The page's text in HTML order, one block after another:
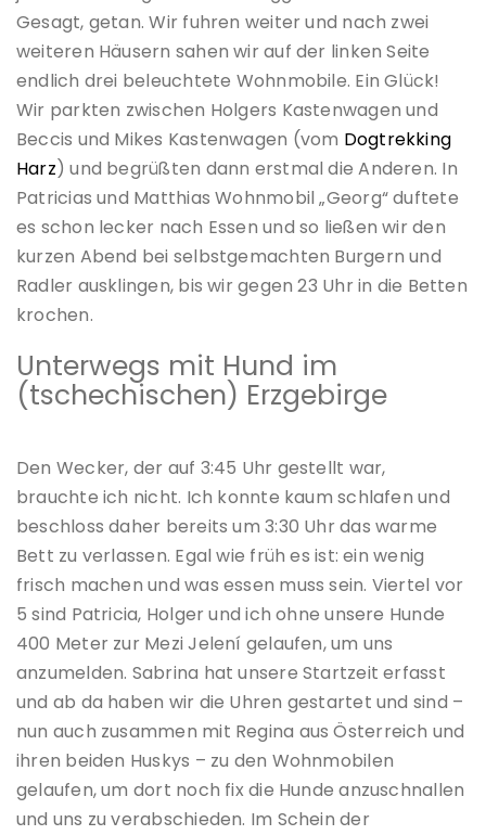
Gesagt, getan. Wir fuhren weiter und nach zwei
weiteren Häusern sahen wir auf der linken Seite
endlich drei beleuchtete Wohnmobile. Ein Glück!
Wir parkten zwischen Holgers Kastenwagen und
Beccis und Mikes Kastenwagen (vom Dogtrekking
Harz) und begrüßten dann erstmal die Anderen. In
Patricias und Matthias Wohnmobil „Georg“ duftete
es schon lecker nach Essen und so ließen wir den
kurzen Abend bei selbstgemachten Burgern und
Radler ausklingen, bis wir gegen 23 Uhr in die Betten
krochen.
Unterwegs mit Hund im
(tschechischen) Erzgebirge
Den Wecker, der auf 3:45 Uhr gestellt war,
brauchte ich nicht. Ich konnte kaum schlafen und
beschloss daher bereits um 3:30 Uhr das warme
Bett zu verlassen. Egal wie früh es ist: ein wenig
frisch machen und was essen muss sein. Viertel vor
5 sind Patricia, Holger und ich ohne unsere Hunde
400 Meter zur Mezi Jelení gelaufen, um uns
anzumelden. Sabrina hat unsere Startzeit erfasst
und ab da haben wir die Uhren gestartet und sind –
nun auch zusammen mit Regina aus Österreich und
ihren beiden Huskys – zu den Wohnmobilen
gelaufen, um dort noch fix die Hunde anzuschnallen
und uns zu verabschieden. Im Schein der